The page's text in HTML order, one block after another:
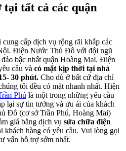
tại tất cả các quận
cấp dịch vụ rộng rãi khắp các
Điện Nước Thủ Đô với đội ngũ
bậc nhất quận Hoàng Mai. Điện
cầu và có mặt kịp thời tại nhà
30 phút. Cho dù ở bất cứ địa chỉ
tôi đều có mặt nhanh nhất. Hiện
Phú là một trong những yêu cầu
lại sự tin tưởng và ưu ái của khách
Đô (cơ sở Trần Phú, Hoàng Mai)
giá bằng dịch vụ sửa chữa điện
khách hàng có yêu cầu. Vui lòng gọi
vấn hỗ trợ sớm nhất.